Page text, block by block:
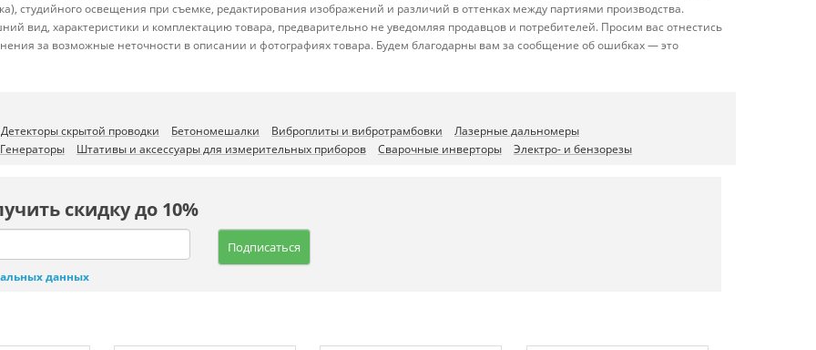
студийного освещения при съемке, редактирования изображений и различий в оттенках между партиями производства.
вид, характеристики и комплектацию товара, предварительно не уведомляя продавцов и потребителей. Просим вас отнестись
за возможные неточности в описании и фотографиях товара. Будем благодарны вам за сообщение об ошибках — это
Детекторы скрытой проводки Бетономешалки Виброплиты и вибротрамбовки
Лазерные дальномеры
Генераторы Штативы и аксессуары для измерительных приборов Сварочные инверторы Электро- и бензорезы
скидку до 10%
Подписаться
данных